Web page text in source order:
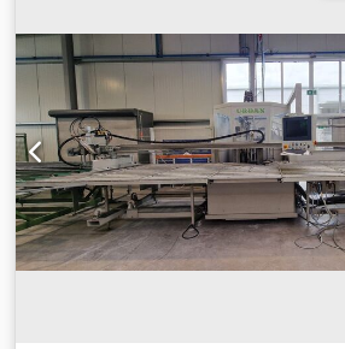
Número de fases: 3 fases Corrente
fabricação: 28.11.2008 Se tiver
de mais informações, não hesite em
mensagem ou em contactar-nos.